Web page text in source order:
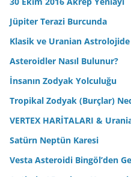
Jüpiter Terazi Burcunda
Klasik ve Uranian
Asteroidler Nasıl Bulunur?
İnsanın Zodyak Yolculuğu
Tropikal Zodyak (Burçlar)
VERTEX HARİTALARI &
Satürn Neptün Karesi
Vesta Asteroidi Bingöl’den